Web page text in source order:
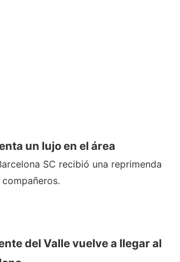
un lujo en el área
SC recibió una reprimenda
del Valle vuelve a llegar al